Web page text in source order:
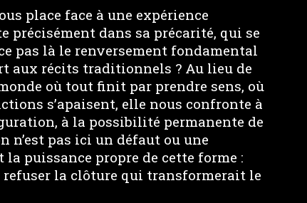
place face à une expérience
précisément dans sa précarité, qui se
pas là le renversement fondamental
aux récits traditionnels ? Au lieu de
où tout finit par prendre sens, où
s’apaisent, elle nous confronte à
à la possibilité permanente de
n’est pas ici un défaut ou une
puissance propre de cette forme :
la clôture qui transformerait le